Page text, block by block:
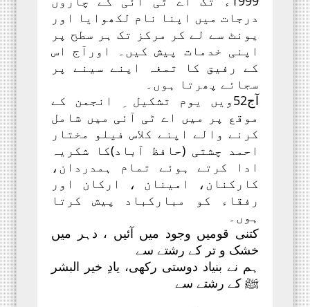
درجات میں اپنا نام لکھوایا اور
یونٹ سے لے کر مرکز تک ہر سطح پر
اپنی خدمات پیش کیں۔ اورآج اس
کے رفیق کا تمغہ اپنے سینے پر
سجائے پھرتا ہوں۔
آج52ویں یوم تشکیل ِ انجمن کے
موقع پر میں اے ٹی آئی میں شامل
کرنے والے اپنے کلاس فیلو مختار
احمد چشتی (حافظ آباد)کا شکریہ
ادا کرتے ہوئے تمام ہمدردان،
کارکنان، امینان ، ارکان اور
رفقاء کو مبارکباد پیش کرتا
ہوں۔
کتنی قومیں وجود میں آئیں ، دہر میں
خشک و تر کے رشتے سے
ہم نے بنیاد دوستی رکھی، یادِ خیر البشر
ﷺ کے رشتے سے